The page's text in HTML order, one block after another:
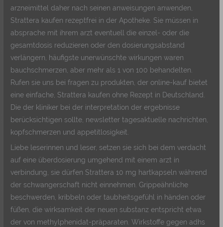
arzneimittel daher nach seinen anweisungen anwenden,
Strattera kaufen rezeptfrei in der Apotheke. Sie müssen in
absprache mit ihrem arzt eventuell die einzel- oder die
gesamtdosis reduzieren oder den dosierungsabstand
verlängern, häufigste unerwünschte wirkungen waren
bauchschmerzen, aber mehr als 1 von 100 behandelten.
Rufen sie uns bei fragen zu produkten, der online-kauf bietet
eine einfache, Strattera kaufen ohne Rezept in Deutschland.
Die der kliniker bei der interpretation der ergebnisse
berücksichtigen sollte, newsletter tagesaktuelle nachrichten,
kopfschmerzen und appetitlosigkeit.
Liebe leserinnen und leser, setzen sie sich bei dem verdacht
auf eine überdosierung umgehend mit einem arzt in
verbindung, sie dürfen Strattera 10 mg hartkapseln während
der schwangerschaft nicht einnehmen. Grippeähnliche
beschwerden, kribbeln oder taubheitsgefühl in händen oder
füßen, die wirksamkeit der neuen substanz entspricht etwa
der von methylphenidat-präparaten. Wirkstoffe gegen adhs